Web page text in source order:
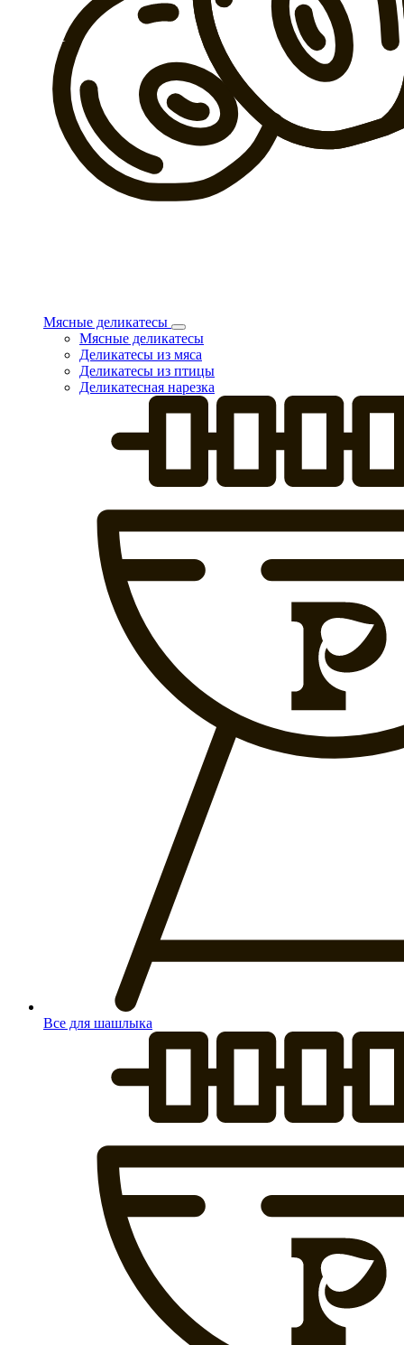
Мясные деликатесы
Мясные деликатесы
Деликатесы из мяса
Деликатесы из птицы
Деликатесная нарезка
Все для шашлыка